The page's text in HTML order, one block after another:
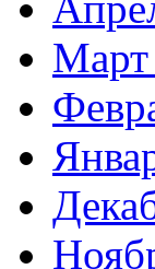
Март